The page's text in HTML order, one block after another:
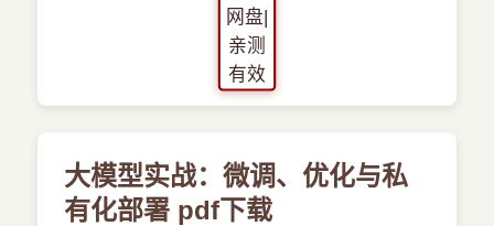
大模型实战：微调、优化与私
有化部署 pdf下载